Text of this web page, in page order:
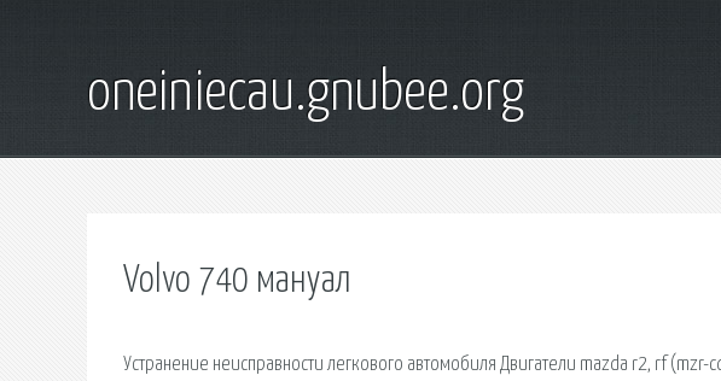
oneiniecau.gnubee.org
Volvo 740 мануал
Устранение неисправности легкового автомобиля Двигатели mazda r2, rf